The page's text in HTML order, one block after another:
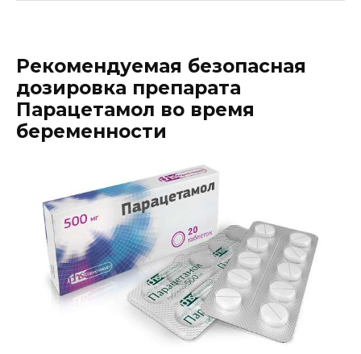
Рекомендуемая безопасная
дозировка препарата
Парацетамол во время
беременности